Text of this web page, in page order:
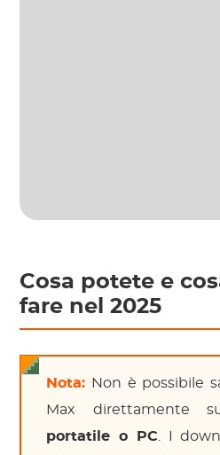
Cosa potete e
fare nel 2025
Nota: Non è possibile
Max direttamente
portatile o PC. I